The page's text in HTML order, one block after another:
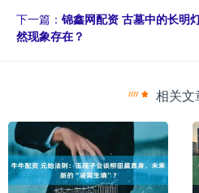
下一篇： 锦鑫网配资 古墓中的长明
然现象存在？
相关文